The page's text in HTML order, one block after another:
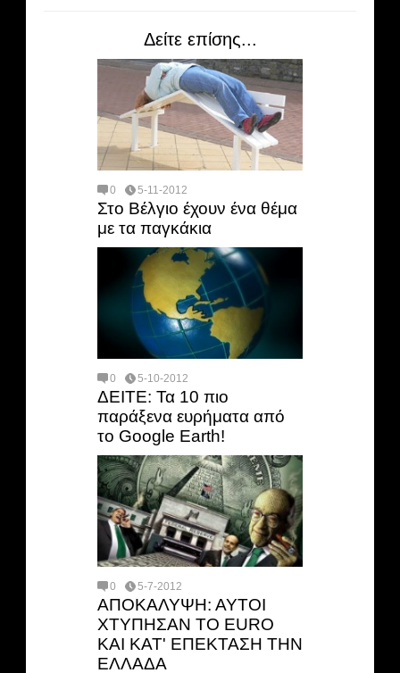
Δείτε επίσης...
0 5-11-2012
Στο Βέλγιο έχουν ένα θέμα
με τα παγκάκια
0 5-10-2012
ΔΕΙΤΕ: Τα 10 πιο
παράξενα ευρήματα από
το Google Earth!
0 5-7-2012
ΑΠΟΚΑΛΥΨΗ: ΑΥΤΟΙ
ΧΤΥΠΗΣΑΝ ΤΟ EURO
ΚΑΙ ΚΑΤ' ΕΠΕΚΤΑΣΗ ΤΗΝ
ΕΛΛΑΔΑ